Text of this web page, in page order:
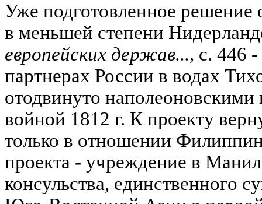
Уже подготовленное
в меньшей степени
европейских держав..., с. 446
партнерах России в водах
отодвинуто
войной 1812 г. К проекту
только в отношении
проекта - учреждение в
консульства, единственного